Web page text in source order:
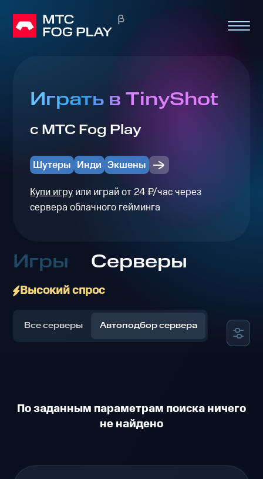
Играть в TinyShot
с МТС Fog Play
Шутеры Инди Экшены
Купи игруили играй от 24 ₽/час через
сервера облачного гейминга
Игры Серверы
Высокий спрос
Все серверы Автоподбор сервера
По заданным параметрам поиска ничего
не найдено